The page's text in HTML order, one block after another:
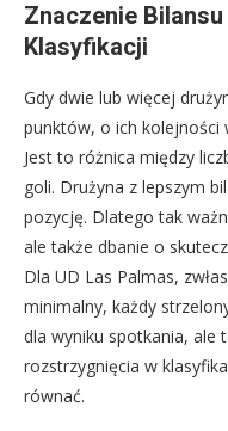
Znaczenie
Klasyfikacji
Gdy dwie lub więcej
punktów, o ich kolejności
Jest to różnica między
goli. Drużyna z lepszym
pozycję. Dlatego tak
ale także dbanie o
Dla UD Las Palmas,
minimalny, każdy
dla wyniku spotkania, ale
rozstrzygnięcia w
równać.